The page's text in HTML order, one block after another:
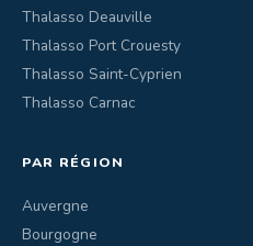
Thalasso Deauville
Thalasso Port Crouesty
Thalasso Saint-Cyprien
Thalasso Carnac
PAR RÉGION
Auvergne
Bourgogne